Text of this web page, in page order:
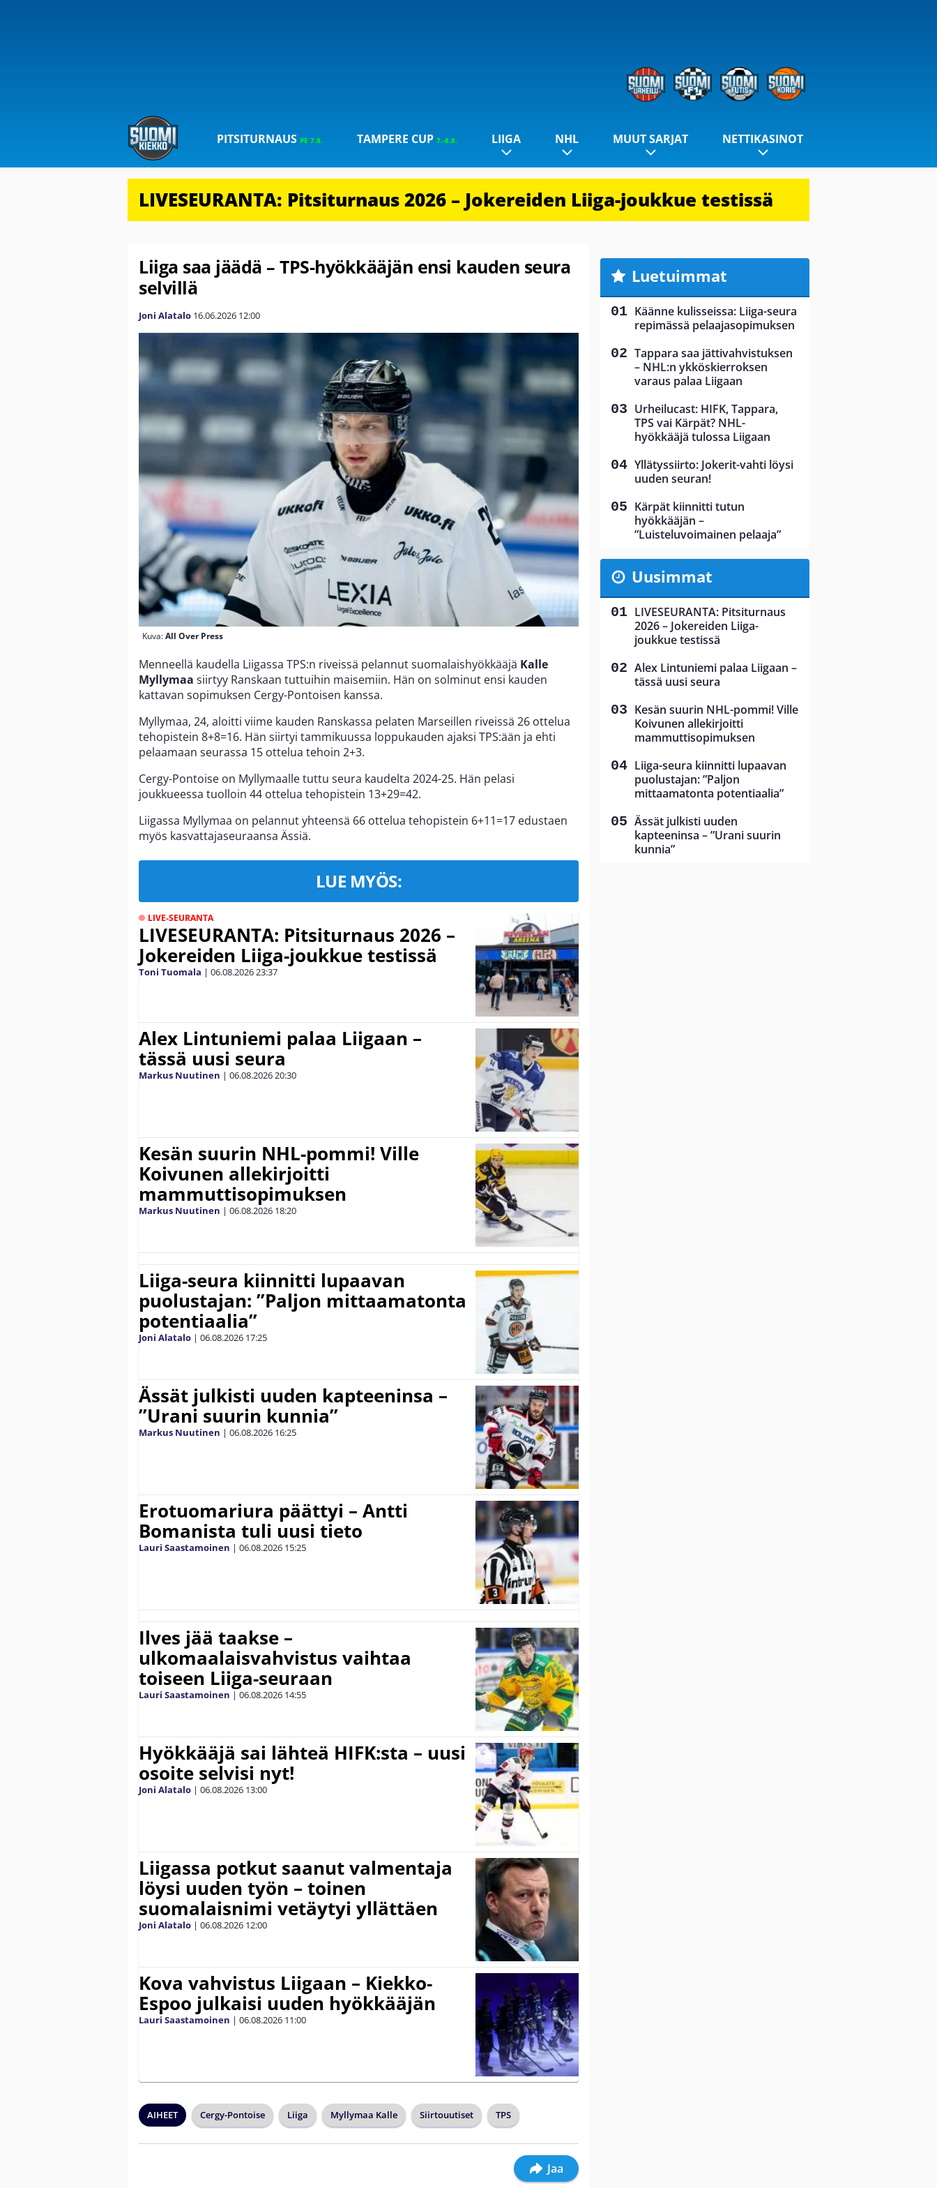
PITSITURNAUS PE 7.8. TAMPERE CUP 7.-8.8. LIIGA NHL MUUT SARJAT NETTIKASINOT
LIVESEURANTA: Pitsiturnaus 2026 – Jokereiden Liiga-joukkue testissä
Liiga saa jäädä – TPS-hyökkääjän ensi kauden seura
selvillä
Joni Alatalo 16.06.2026 12:00
Kuva:All Over Press
Menneellä kaudella Liigassa TPS:n riveissä pelannut suomalaishyökkääjä Kalle
Myllymaa siirtyy Ranskaan tuttuihin maisemiin. Hän on solminut ensi kauden
kattavan sopimuksen Cergy-Pontoisen kanssa.
Myllymaa, 24, aloitti viime kauden Ranskassa pelaten Marseillen riveissä 26 ottelua
tehopistein 8+8=16. Hän siirtyi tammikuussa loppukauden ajaksi TPS:ään ja ehti
pelaamaan seurassa 15 ottelua tehoin 2+3.
Cergy-Pontoise on Myllymaalle tuttu seura kaudelta 2024-25. Hän pelasi
joukkueessa tuolloin 44 ottelua tehopistein 13+29=42.
Liigassa Myllymaa on pelannut yhteensä 66 ottelua tehopistein 6+11=17 edustaen
myös kasvattajaseuraansa Ässiä.
LUE MYÖS:
LIVE-SEURANTA
LIVESEURANTA: Pitsiturnaus 2026 –
Jokereiden Liiga-joukkue testissä
Toni Tuomala | 06.08.202623:37
Alex Lintuniemi palaa Liigaan –
tässä uusi seura
Markus Nuutinen | 06.08.202620:30
Kesän suurin NHL-pommi! Ville
Koivunen allekirjoitti
mammuttisopimuksen
Markus Nuutinen | 06.08.2026 18:20
Liiga-seura kiinnitti lupaavan
puolustajan: ”Paljon mittaamatonta
potentiaalia”
Joni Alatalo | 06.08.2026 17:25
Ässät julkisti uuden kapteeninsa –
”Urani suurin kunnia”
Markus Nuutinen | 06.08.2026 16:25
Erotuomariura päättyi – Antti
Bomanista tuli uusi tieto
Lauri Saastamoinen | 06.08.2026 15:25
Ilves jää taakse –
ulkomaalaisvahvistus vaihtaa
toiseen Liiga-seuraan
Lauri Saastamoinen | 06.08.2026 14:55
Hyökkääjä sai lähteä HIFK:sta – uusi
osoite selvisi nyt!
Joni Alatalo | 06.08.2026 13:00
Liigassa potkut saanut valmentaja
löysi uuden työn – toinen
suomalaisnimi vetäytyi yllättäen
Joni Alatalo | 06.08.2026 12:00
Kova vahvistus Liigaan – Kiekko-
Espoo julkaisi uuden hyökkääjän
Lauri Saastamoinen | 06.08.2026 11:00
AIHEET Cergy-Pontoise Liiga Myllymaa Kalle Siirtouutiset TPS
Jaa
Luetuimmat
Käänne kulisseissa: Liiga-seura
repimässä pelaajasopimuksen
Tappara saa jättivahvistuksen
– NHL:n ykköskierroksen
varaus palaa Liigaan
Urheilucast: HIFK, Tappara,
TPS vai Kärpät? NHL-
hyökkääjä tulossa Liigaan
Yllätyssiirto: Jokerit-vahti löysi
uuden seuran!
Kärpät kiinnitti tutun
hyökkääjän –
”Luisteluvoimainen pelaaja”
Uusimmat
LIVESEURANTA: Pitsiturnaus
2026 – Jokereiden Liiga-
joukkue testissä
Alex Lintuniemi palaa Liigaan –
tässä uusi seura
Kesän suurin NHL-pommi! Ville
Koivunen allekirjoitti
mammuttisopimuksen
Liiga-seura kiinnitti lupaavan
puolustajan: ”Paljon
mittaamatonta potentiaalia”
Ässät julkisti uuden
kapteeninsa – ”Urani suurin
kunnia”